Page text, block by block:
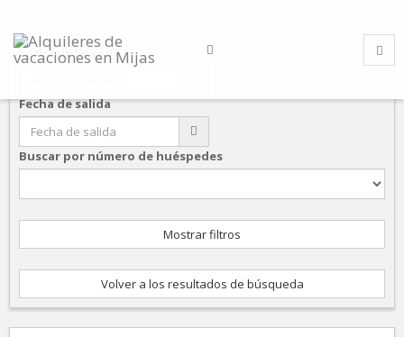
Fecha de llegada
Fecha de salida
Buscar por número de huéspedes
Mostrar filtros
Volver a los resultados de búsqueda